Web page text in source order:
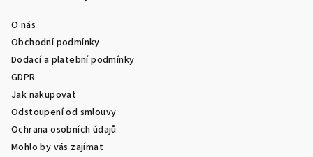
O nás
Obchodní podmínky
Dodací a platební podmínky
GDPR
Jak nakupovat
Odstoupení od smlouvy
Ochrana osobních údajů
Mohlo by vás zajímat